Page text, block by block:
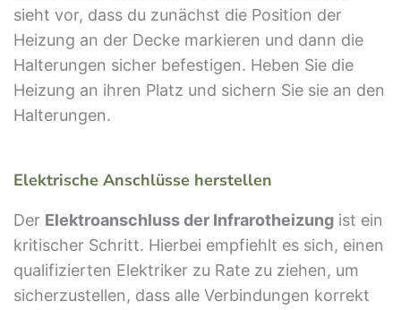
sieht vor, dass du zunächst die Position der
Heizung an der Decke markieren und dann die
Halterungen sicher befestigen. Heben Sie die
Heizung an ihren Platz und sichern Sie sie an den
Halterungen.
Elektrische Anschlüsse herstellen
Der Elektroanschluss der Infrarotheizung ist ein
kritischer Schritt. Hierbei empfiehlt es sich, einen
qualifizierten Elektriker zu Rate zu ziehen, um
sicherzustellen, dass alle Verbindungen korrekt